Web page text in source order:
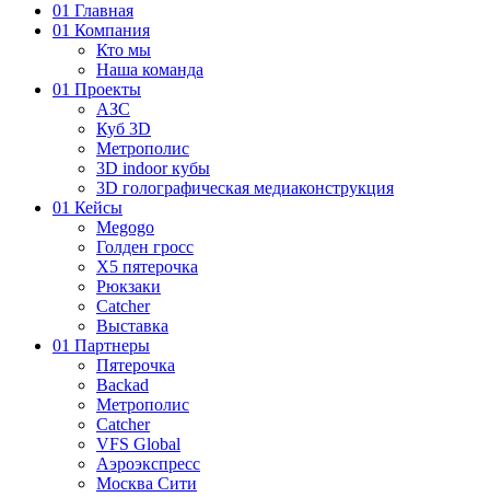
01 Главная
01 Компания
Кто мы
Наша команда
01 Проекты
АЗС
Куб 3D
Метрополис
3D indoor кубы
3D голографическая медиаконструкция
01 Кейсы
Megogo
Голден гросс
X5 пятерочка
Рюкзаки
Catcher
Выставка
01 Партнеры
Пятерочка
Backad
Метрополис
Catcher
VFS Global
Аэроэкспресс
Москва Сити